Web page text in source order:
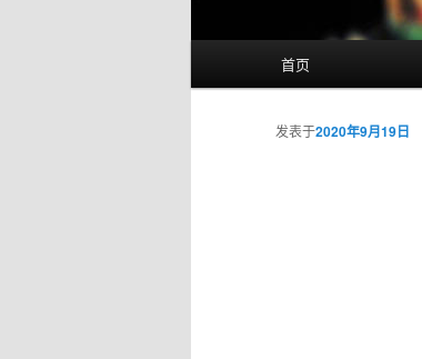
首页
发表于2020年9月19日